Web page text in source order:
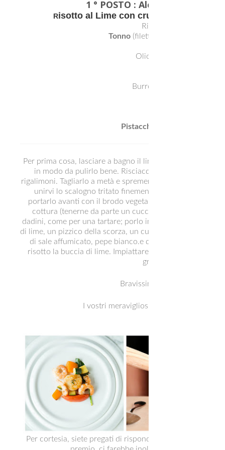
1 ° POSTO : Alessia Massari -
Risotto al Lime con crudo di tonno
Riso
Tonno (filetto, pulito e
Olio extravergine di oliva
Burro, 30 g. + un
Pistacchi
Per prima cosa, lasciare a bagno il lime in acqua e
in modo da pulirlo bene. Risciacquarlo, asciugarlo e
rigalimoni. Tagliarlo a metà e spremere il succo.In una
unirvi lo scalogno tritato finemente. Tostarvi il riso,
portarlo avanti con il brodo vegetale ben caldo,
cottura (tenerne da parte un cucchiaio).Mentre il
dadini, come per una tartare; porlo in una ciotolina e
di lime, un pizzico della scorza, un cucchiaino di olio
di sale affumicato, pepe bianco.e qualche pistacchio
risotto la buccia di lime. Impiattare il risotto con il
grossolanamente.
Bravissime, COMPLIMENTI
I vostri meravigliosi premi vi stanno già
Per cortesia, siete pregati di rispondere sotto i rispettivi